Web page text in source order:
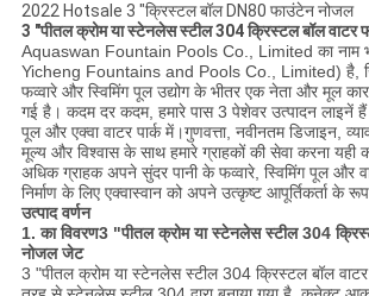
2022 Hotsale 3 "क्रिस्टल बॉल DN80 फाउंटेन नोजल
3 "पीतल क्रोम या स्टेनलेस स्टील 304 क्रिस्टल बॉल
Aquaswan Fountain Pools Co., Limited का नाम
Yicheng Fountains and Pools Co., Limited) है,
फव्वारे और स्विमिंग पूल उद्योग के भीतर एक नेता और मूल
गई है। कदम दर कदम, हमारे पास 3 पेशेवर उत्पादन लाइनें हैं
पूल और एक्वा वाटर पार्क में।गुणवत्ता, नवीनतम डिजाइन,
मूल्य और विश्वास के साथ हमारे ग्राहकों की सेवा करना
अधिक ग्राहक अपने सुंदर पानी के फव्वारे, स्विमिंग पूल और
निर्माण के लिए एक्वास्वान को अपने उत्कृष्ट आपूर्तिकर्ता के
उत्पाद वर्णन
1. का विवरण3 "पीतल क्रोम या स्टेनलेस स्टील 304
नोजल जेट
3 "पीतल क्रोम या स्टेनलेस स्टील 304 क्रिस्टल बॉल